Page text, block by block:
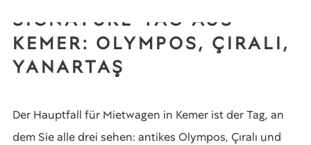
SIGNATURE-TAG AUS
KEMER: OLYMPOS, ÇIRALI,
YANARTAŞ
Der Hauptfall für Mietwagen in Kemer ist der Tag, an
dem Sie alle drei sehen: antikes Olympos, Çıralı und